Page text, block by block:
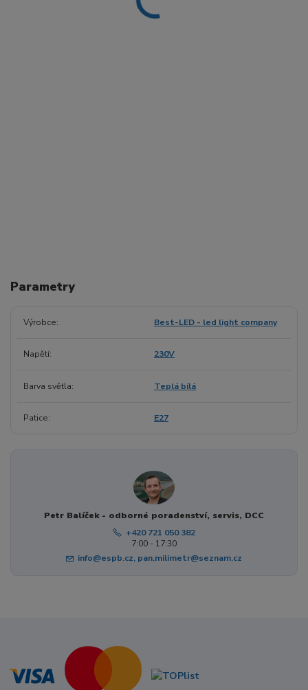
Parametry
Výrobce Best-LED - led light company
Napětí 230V
Barva světla Teplá bílá
Patice E27
Petr Balíček - odborné poradenství, servis, DCC
+420 721 050 382
7:00 - 17:30
info@espb.cz, pan.milimetr@seznam.cz